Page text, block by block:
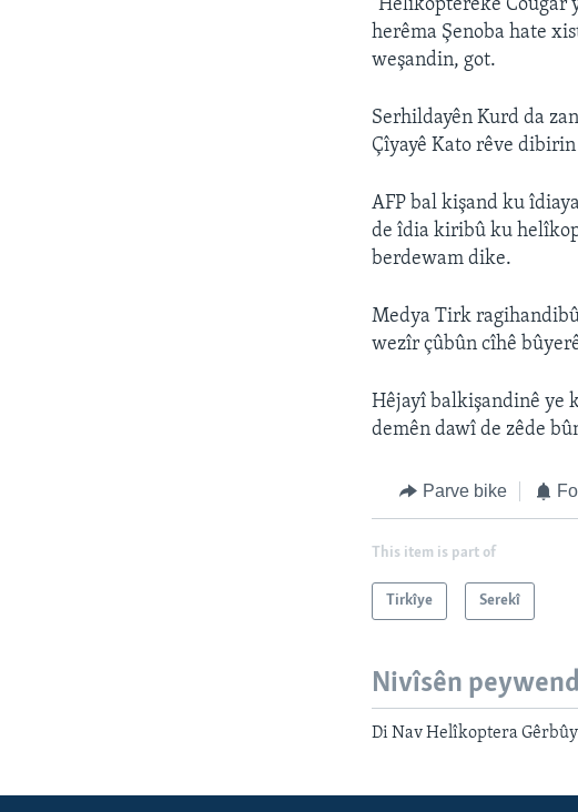
"Helîkoptereke Cougar
herêma Şenoba hate
weşandin, got.
Serhildayên Kurd da
Çîyayê Kato rêve
AFP bal kişand ku
de îdia kiribû ku
berdewam dike.
Medya Tirk
wezîr çûbûn cîhê
Hêjayî balkişandinê ye
demên dawî de zêde
Parve bike
This item is part of
Tirkîye Serekî
Nivîsên
Di Nav Helîkoptera